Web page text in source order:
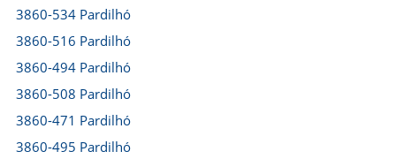
3860-534 Pardilhó
3860-516 Pardilhó
3860-494 Pardilhó
3860-508 Pardilhó
3860-471 Pardilhó
3860-495 Pardilhó